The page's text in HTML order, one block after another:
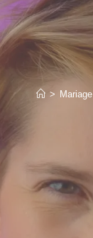
> Mariage